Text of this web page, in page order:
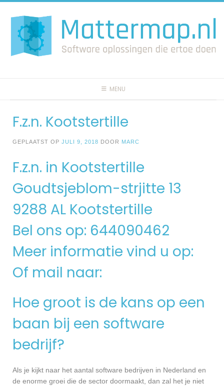
naar
inhoud
MENU
F.z.n. Kootstertille
GEPLAATST OP JULI 9, 2018 DOOR MARC
F.z.n. in Kootstertille
Goudtsjeblom-strjitte 13
9288 AL Kootstertille
Bel ons op: 644090462
Meer informatie vind u op:
Of mail naar:
Hoe groot is de kans op een
baan bij een software
bedrijf?
Als je kijkt naar het aantal software bedrijven in Nederland en
de enorme groei die de sector doormaakt, dan zal het je niet